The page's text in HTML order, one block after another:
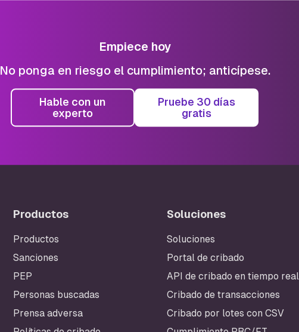
Pie de página
Empiece hoy
No ponga en riesgo el cumplimiento; anticípese.
Hable con un
experto
Pruebe 30 días
gratis
Productos
Productos
Sanciones
PEP
Personas buscadas
Prensa adversa
Soluciones
Soluciones
Portal de cribado
API de cribado en tiempo real
Cribado de transacciones
Cribado por lotes con CSV